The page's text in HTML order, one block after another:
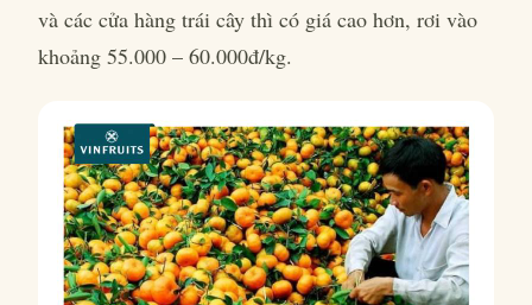
và các cửa hàng trái cây thì có giá cao hơn, rơi vào
khoảng 55.000 – 60.000đ/kg.